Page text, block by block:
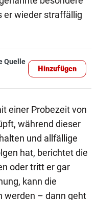
er wieder straffällig
Quelle
Hinzufügen
einer Probezeit von
während dieser
und allfällige
hat, berichtet die
oder tritt er gar
kann die
werden – dann geht